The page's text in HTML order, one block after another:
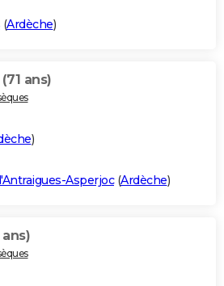
(Ardèche)
(71 ans)
)
Asperjoc(Ardèche)
ans)